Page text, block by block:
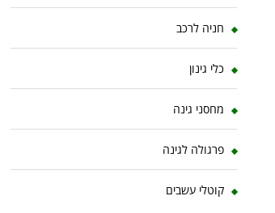
חניה לרכב
כלי גינון
מחסני גינה
פרגולה לגינה
קוטלי עשבים